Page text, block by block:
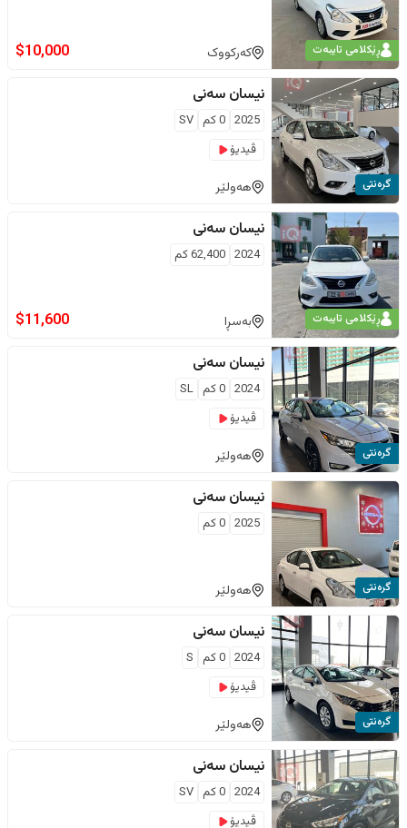
ڕێکلامی تایبەت کەرکووک $10,000
گرەنتی
نیسان سەنی
2025
0كم SV
ڤیدیۆ
هەولێر
ڕێکلامی تایبەت
نیسان سەنی
2024
62,400كم
بەسڕا $11,600
گرەنتی
نیسان سەنی
2024
0كم SL
ڤیدیۆ
هەولێر
گرەنتی
نیسان سەنی
2025
0كم
هەولێر
گرەنتی
نیسان سەنی
2024
0كم S
ڤیدیۆ
هەولێر
نیسان سەنی
2024
0كم SV
ڤیدیۆ